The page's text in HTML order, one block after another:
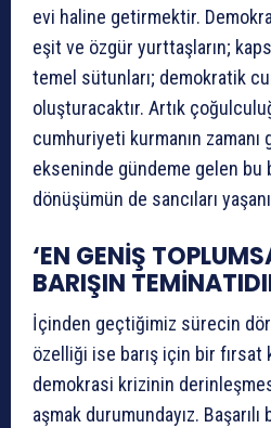
evi haline getirmektir.
eşit ve özgür yurttaşların;
temel sütunları; demokratik
oluşturacaktır. Artık
cumhuriyeti kurmanın
ekseninde gündeme gelen bu
dönüşümün de sancıları
‘EN GENİŞ
BARIŞIN
İçinden geçtiğimiz sürecin
özelliği ise barış için bir fırsat
demokrasi krizinin
aşmak durumundayız.